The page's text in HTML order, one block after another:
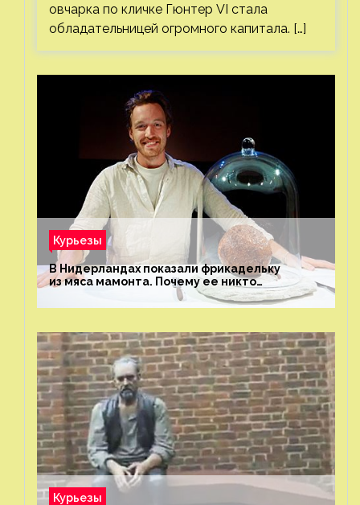
овчарка по кличке Гюнтер VI стала
обладательницей огромного капитала. […]
Курьезы
В Нидерландах показали фрикадельку
из мяса мамонта. Почему ее никто
Курьезы